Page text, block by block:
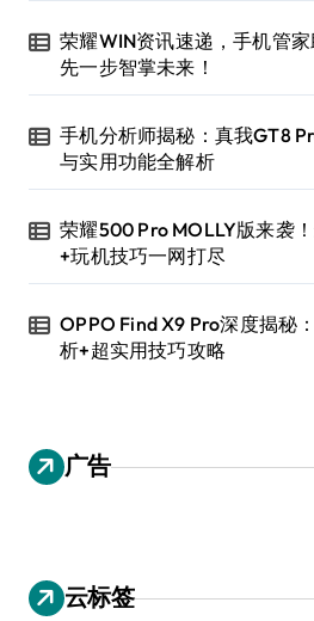
荣耀WIN资讯速递，手机管
先一步智掌未来！
手机分析师揭秘：真我GT8
与实用功能全解析
荣耀500 Pro MOLLY版来袭
+玩机技巧一网打尽
OPPO Find X9 Pro深度揭秘
析+超实用技巧攻略
广告
云标签